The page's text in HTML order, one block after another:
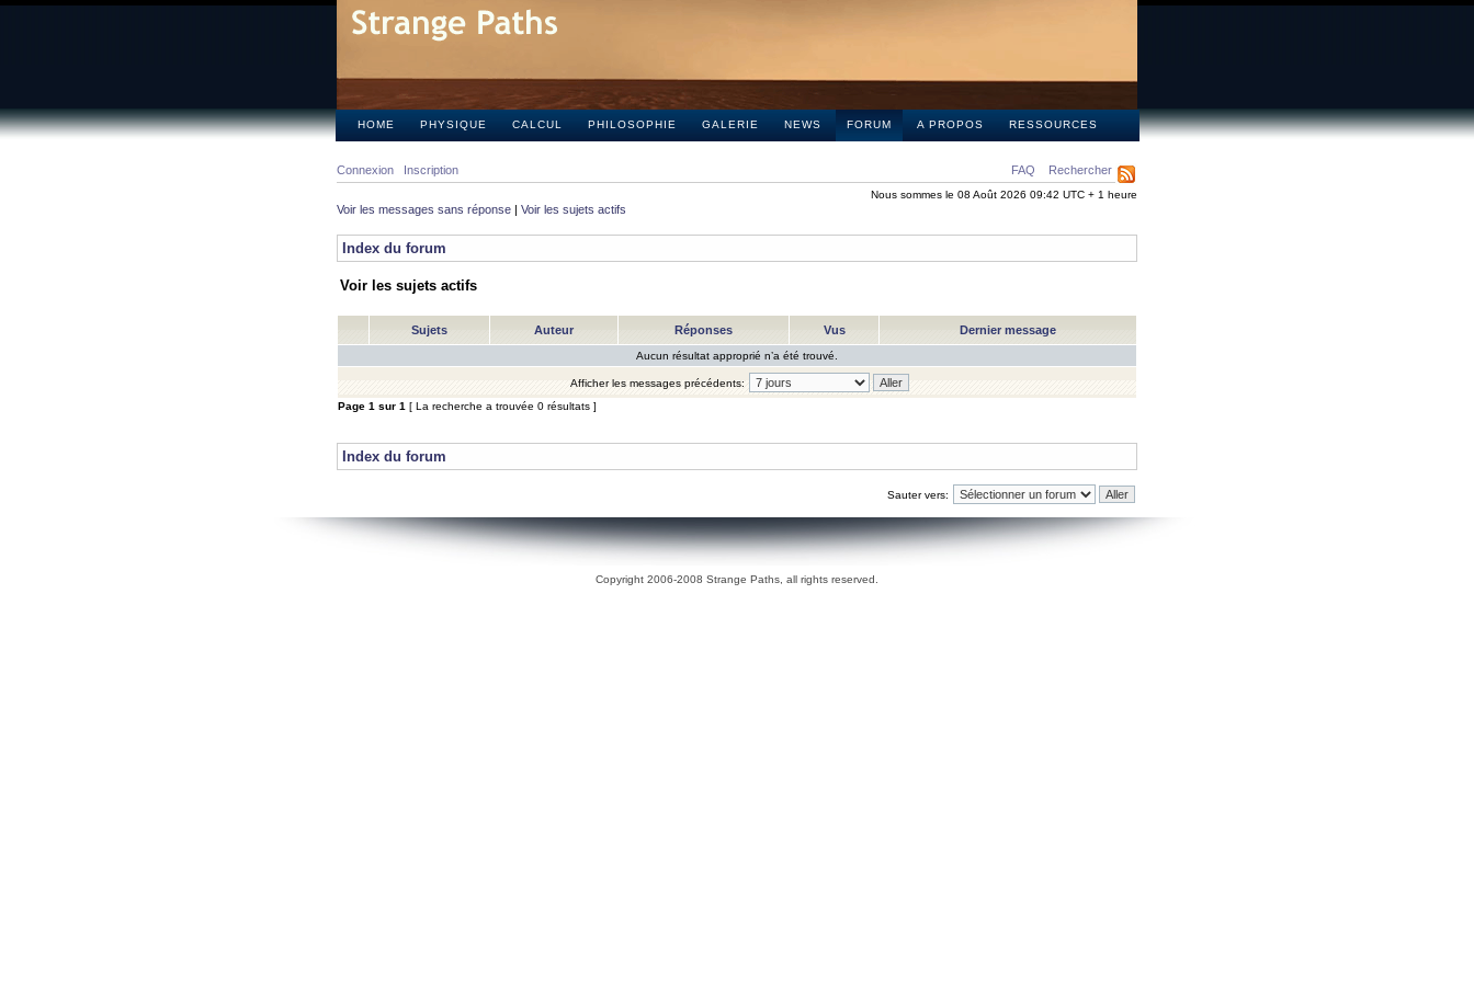
HOME PHYSIQUE CALCUL PHILOSOPHIE GALERIE NEWS FORUM A PROPOS RESSOURCES
FAQ Rechercher
Connexion Inscription
Nous sommes le 08 Août 2026 09:42 UTC + 1 heure
Voir les messages sans réponse | Voir les sujets actifs
Index du forum
Voir les sujets actifs
Sujets Auteur Réponses Vus Dernier message
Aucun résultat approprié n’a été trouvé.
Afficher les messages précédents:
Page 1 sur 1 [ La recherche a trouvée 0 résultats ]
Index du forum
Sauter vers:
Copyright 2006-2008 Strange Paths, all rights reserved.